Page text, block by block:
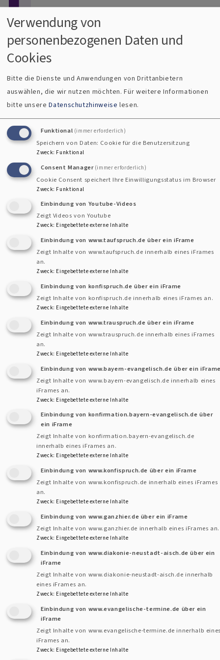
Direkt zum Inhalt
Dekanat Uffenheim
Evangelisch im Gollachgau
Breadcrumb
Startseite 900 Jahre Auernhofen
900 Jahre Auernhofen
Großes Festprogramm zum 900. Geburtstag von
Auernhofen! Herzliche Einladung zu:
Fränkischem Kabarett mit
Juni um 20 Uhr
Festgottesdienstmit Regionalbischöfin Bornowski,
dem Gesangverein Auernhofen und dem Posaunenchor
Simmershofen am2. Juni um 10 Uhr in der Festhalle
Zeitgleich Kindergottesdienst.
Im Anschluss gemeinsames Mittagessen, Kaffee und
Kuchen
Kontaktformular
Fußbereichsmenü
Cookie-Einstellungen
Impressum
Datenschutzerklärung
Barrierefreiheitserklärung
Benutzermenü
Anmelden
Verwendung von
personenbezogenen Daten und
Cookies
Bitte die Dienste und Anwendungen von Drittanbietern
auswählen, die wir nutzen möchten.Für weitere Informationen
bitte unsereDatenschutzhinweise lesen.
Funktional (immer erforderlich)
Speichern von Daten: Cookie für die Benutzersitzung
Zweck: Funktional
Consent Manager (immer erforderlich)
Cookie Consent speichert Ihre Einwilligungsstatus im Browser
Zweck: Funktional
Einbindung von Youtube-Videos
Zeigt Videos von Youtube
Zweck: Eingebettete externe Inhalte
Einbindung von www.taufspruch.de über ein iFrame
Zeigt Inhalte von www.taufspruch.de innerhalb eines iFrames
an.
Zweck: Eingebettete externe Inhalte
Einbindung von konfispruch.de über ein iFrame
Zeigt Inhalte von konfispruch.de innerhalb eines iFrames an.
Zweck: Eingebettete externe Inhalte
Einbindung von www.trauspruch.de über ein iFrame
Zeigt Inhalte von www.trauspruch.de innerhalb eines iFrames
an.
Zweck: Eingebettete externe Inhalte
Einbindung von www.bayern-evangelisch.de über ein
Zeigt Inhalte von www.bayern-evangelisch.de innerhalb eines
iFrames an.
Zweck: Eingebettete externe Inhalte
Einbindung von konfirmation.bayern-evangelisch.de über
ein iFrame
Zeigt Inhalte von konfirmation.bayern-evangelisch.de
innerhalb eines iFrames an.
Zweck: Eingebettete externe Inhalte
Einbindung von www.konfispruch.de über ein iFrame
Zeigt Inhalte von www.konfispruch.de innerhalb eines iFrames
an.
Zweck: Eingebettete externe Inhalte
Einbindung von www.ganzhier.de über ein iFrame
Zeigt Inhalte von www.ganzhier.de innerhalb eines iFrames an.
Zweck: Eingebettete externe Inhalte
Einbindung von www.diakonie-neustadt-aisch.de über ein
iFrame
Zeigt Inhalte von www.diakonie-neustadt-aisch.de innerhalb
eines iFrames an.
Zweck: Eingebettete externe Inhalte
Einbindung von www.evangelische-termine.de über ein
iFrame
Zeigt Inhalte von www.evangelische-termine.de innerhalb
iFrames an.
Zweck: Eingebettete externe Inhalte